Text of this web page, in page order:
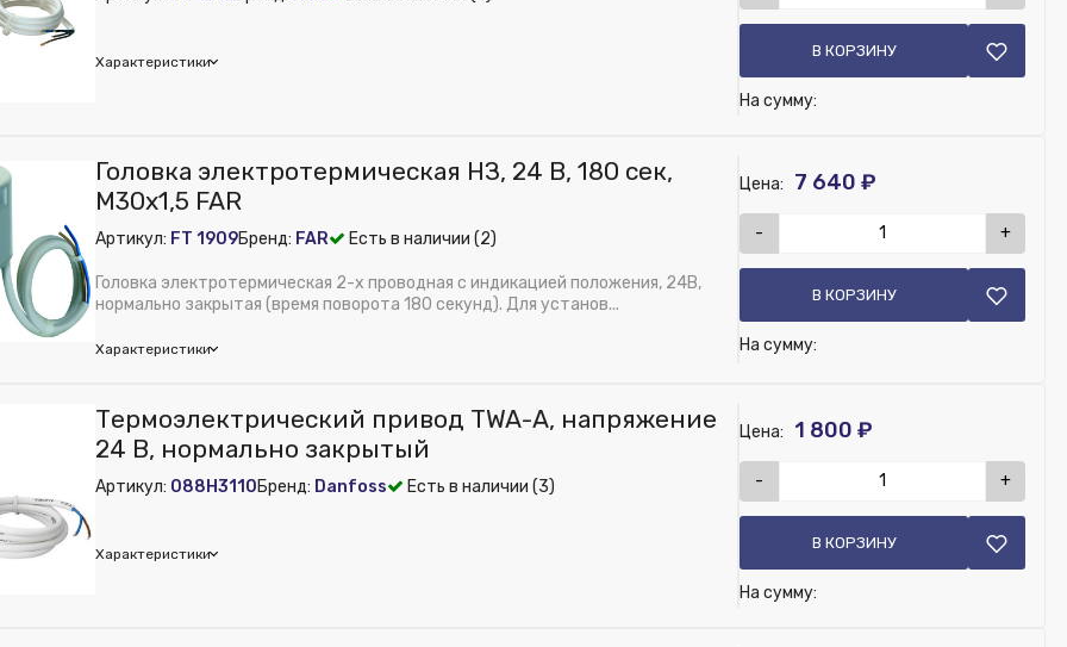
из публикации на веб-витрине mag1c:
Характеристики
В КОРЗИНУ
На сумму:
питания, В:
Отопление
давление, бар: 10
из публикации на веб-витрине mag1c:Нет
Полимер
Головка электротермическая НЗ, 24 В, 180 сек,
М30х1,5 FAR
Артикул: FT 1909Бренд: FAR Есть в наличии (2)
Головка электротермическая 2-х проводная с индикацией положения, 24В,
нормально закрытая (время поворота 180 секунд). Для установ...
Характеристики
Цена: 7 640 ₽
- +
В КОРЗИНУ
На сумму:
питания, В:24 В
Отопление
70
Термоэлектрический привод TWA-A, напряжение
24 В, нормально закрытый
Артикул: 088H3110Бренд: Danfoss Есть в наличии (3)
Характеристики
Цена: 1 800 ₽
- +
В КОРЗИНУ
На сумму: